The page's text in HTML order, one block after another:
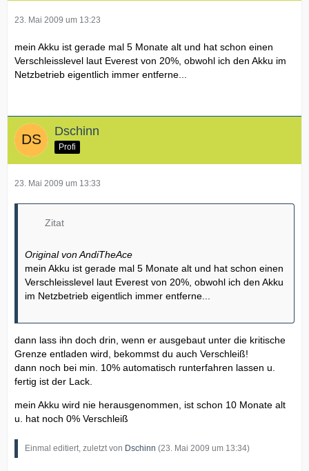
23. Mai 2009 um 13:23
mein Akku ist gerade mal 5 Monate alt und hat schon einen
Verschleisslevel laut Everest von 20%, obwohl ich den Akku im
Netzbetrieb eigentlich immer entferne...
Dschinn
Profi
23. Mai 2009 um 13:33
Zitat
Original von AndiTheAce
mein Akku ist gerade mal 5 Monate alt und hat schon einen
Verschleisslevel laut Everest von 20%, obwohl ich den Akku
im Netzbetrieb eigentlich immer entferne...
dann lass ihn doch drin, wenn er ausgebaut unter die kritische
Grenze entladen wird, bekommst du auch Verschleiß!
dann noch bei min. 10% automatisch runterfahren lassen u.
fertig ist der Lack.
mein Akku wird nie herausgenommen, ist schon 10 Monate alt
u. hat noch 0% Verschleiß
Einmal editiert, zuletzt von Dschinn (23. Mai 2009 um 13:34)